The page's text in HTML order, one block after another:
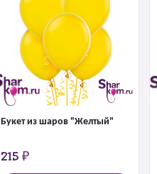
Букет из шаров "Желтый"
215 ₽